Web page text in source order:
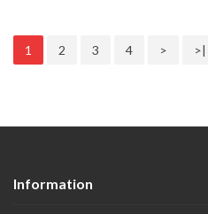
1 2 3 4 > >|
Information